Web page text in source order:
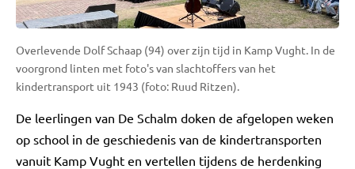
Overlevende Dolf Schaap (94) over zijn tijd in Kamp Vught. In de
voorgrond linten met foto's van slachtoffers van het
kindertransport uit 1943 (foto: Ruud Ritzen).
De leerlingen van De Schalm doken de afgelopen weken
op school in de geschiedenis van de kindertransporten
vanuit Kamp Vught en vertellen tijdens de herdenking